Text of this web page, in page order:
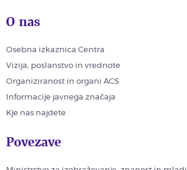
O nas
Osebna izkaznica Centra
Vizija, poslanstvo in vrednote
Organiziranost in organi ACS
Informacije javnega značaja
Kje nas najdete
Povezave